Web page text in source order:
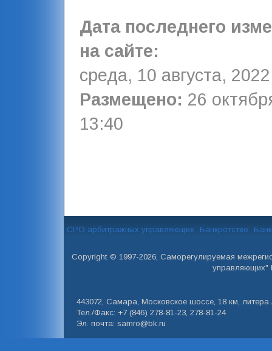
Дата последнего
на сайте:
среда, 10 августа,
Размещено: 26
13:40
СРО арбитражных управляющих Банкротство
Copyright © 1997-2026, Саморегулируемая
управляющих"
443072, Самара, Московское шоссе, 18 км, литера
Тел./Факс: +7 (846) 278-81-23, 278-81-24
Эл. почта: samro@bk.ru